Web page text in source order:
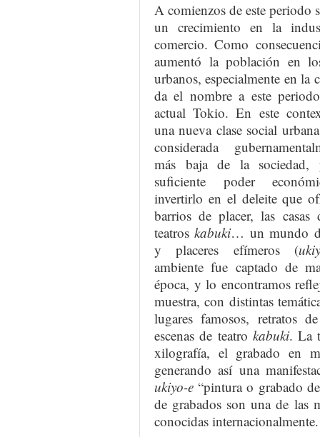
A comienzos de este periodo
un crecimiento en la
comercio. Como
aumentó la población en
urbanos, especialmente en la
da el nombre a este
actual Tokio. En este
una nueva clase social
considerada
más baja de la sociedad,
suficiente poder
invertirlo en el deleite que
barrios de placer, las casas
teatroskabuki… un mundo
y placeres efímeros (
ambiente fue captado de
época, y lo encontramos
muestra, con distintas
lugares famosos, retratos
escenas de teatro kabuki. La
xilografía, el grabado en
generando así una
ukiyo-e “pintura o grabado
de grabados son una de las
conocidas internacionalmente.